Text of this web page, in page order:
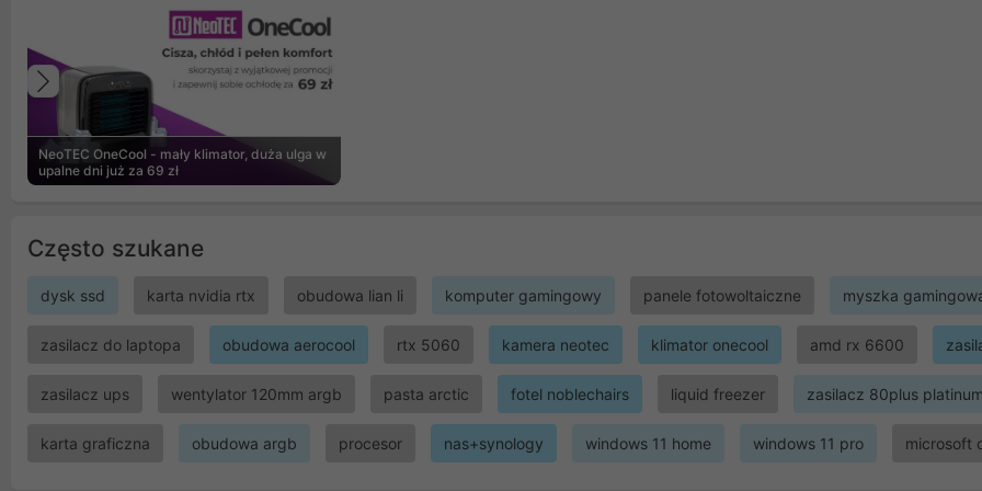
NeoTEC OneCool - mały klimator, duża ulga w
upalne dni już za 69 zł
Poprzedni
Często szukane
dysk ssd karta nvidia rtx obudowa lian li komputer gamingowy panele fotowoltaiczne myszka
zasilacz do laptopa obudowa aerocool rtx 5060 kamera neotec klimator onecool amd rx 6600
zasilacz ups wentylator 120mm argb pasta arctic fotel noblechairs liquid freezer zasilacz 80plus platinum
karta graficzna obudowa argb procesor nas+synology windows 11 home windows 11 pro microsoft